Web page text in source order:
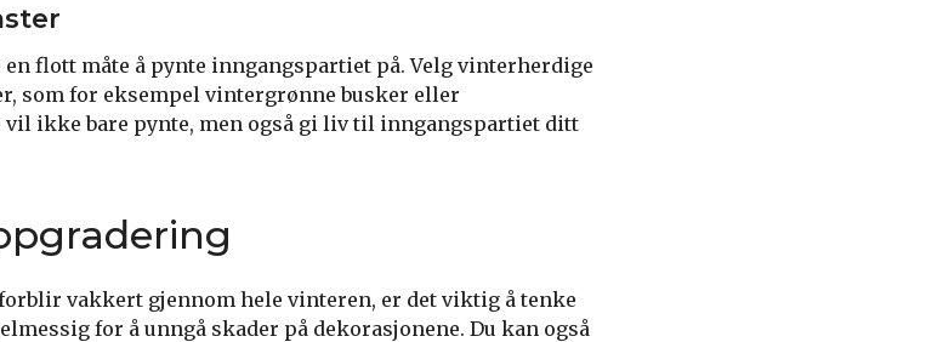
flott måte å pynte inngangspartiet på. Velg vinterherdige
som for eksempel vintergrønne busker eller
ikke bare pynte, men også gi liv til inngangspartiet ditt
vakkert gjennom hele vinteren, er det viktig å tenke
for å unngå skader på dekorasjonene. Du kan også